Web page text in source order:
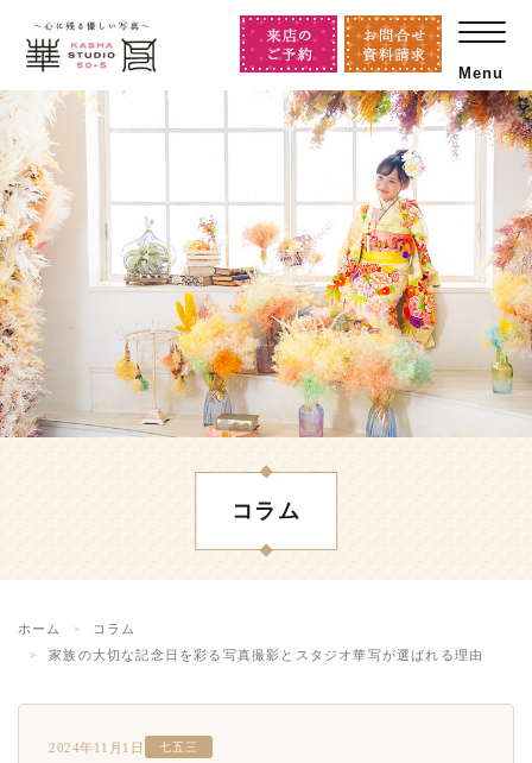
Menu
コラム
ホーム
コラム
家族の大切な記念日を彩る写真撮影とスタジオ華写が選ばれる理由
2024年11月1日 七五三